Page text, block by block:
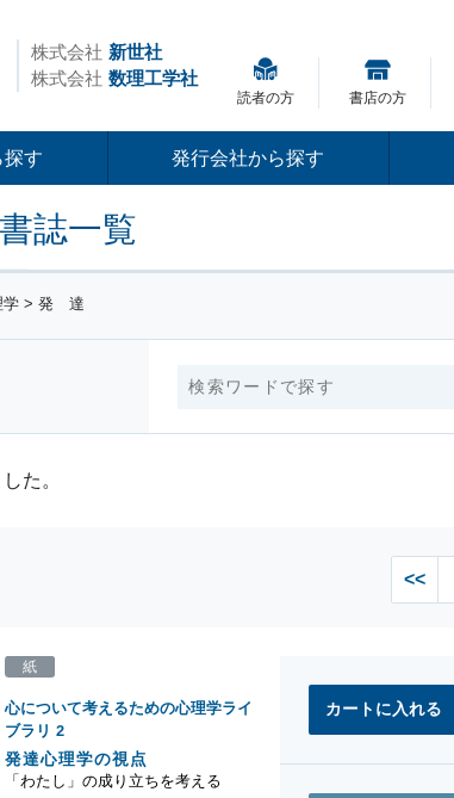
株式会社 新世社
株式会社 数理工学社
読者の方 書店の方
探す 発行会社から探す
誌一覧
学 > 発 達
た。
<<
発達心理学の視点
「わたし」の成り立ちを考える
心について考えるための心理学ライ
ブラリ 2
紙